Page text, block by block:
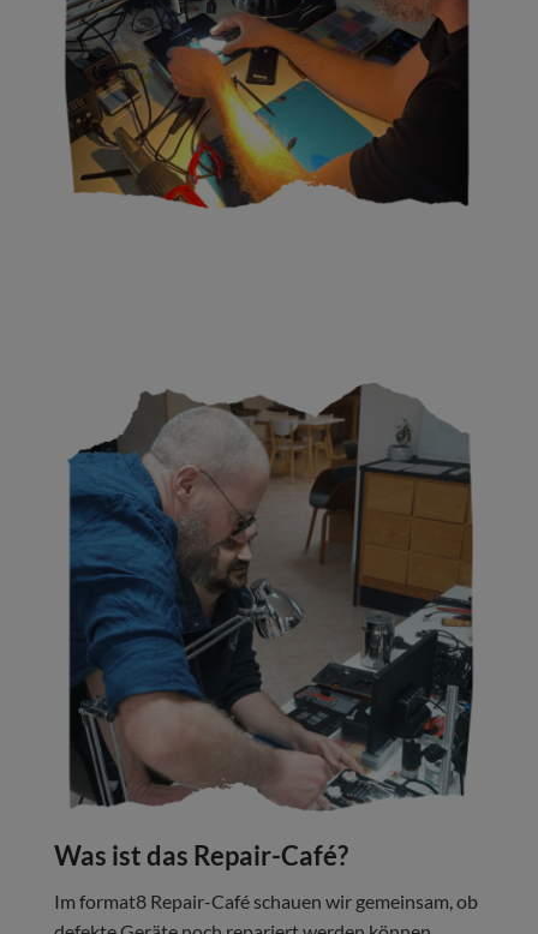
Was ist das Repair-Café?
Im format8 Repair-Café schauen wir gemeinsam, ob